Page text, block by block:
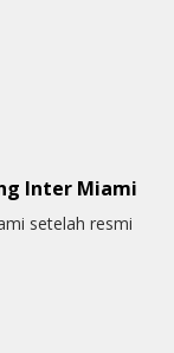
Inter Miami
setelah resmi